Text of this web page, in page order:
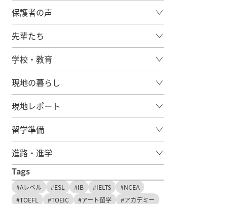
SEKAIAからのお知らせ
セミナーと説明会
東京
留学関連の受検情報
保護者の声
先輩たち
先輩の体験談
留学後の活躍
学校・教育
現地の暮らし
現地レポート
留学準備
進路・進学
Tags
#Aレベル #ESL #IB #IELTS
#NCEA
#TOEFL
#TOEIC #アート留学
#アカデミー